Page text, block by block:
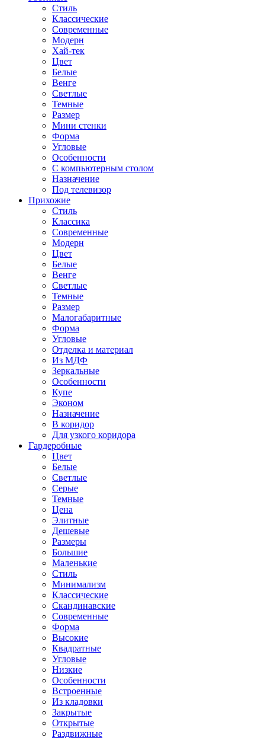
Стиль
Классические
Современные
Модерн
Хай-тек
Цвет
Белые
Венге
Светлые
Темные
Размер
Мини стенки
Форма
Угловые
Особенности
С компьютерным столом
Назначение
Под телевизор
Прихожие
Стиль
Классика
Современные
Модерн
Цвет
Белые
Венге
Светлые
Темные
Размер
Малогабаритные
Форма
Угловые
Отделка и материал
Из МДФ
Зеркальные
Особенности
Купе
Эконом
Назначение
В коридор
Для узкого коридора
Гардеробные
Цвет
Белые
Светлые
Серые
Темные
Цена
Элитные
Дешевые
Размеры
Большие
Маленькие
Стиль
Минимализм
Классические
Скандинавские
Современные
Форма
Высокие
Квадратные
Угловые
Низкие
Особенности
Встроенные
Из кладовки
Закрытые
Открытые
Раздвижные